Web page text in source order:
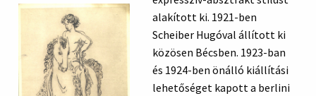
alakított ki. 1921-ben
Scheiber Hugóval állított ki
közösen Bécsben. 1923-ban
és 1924-ben önálló kiállítási
lehetőséget kapott a berlini